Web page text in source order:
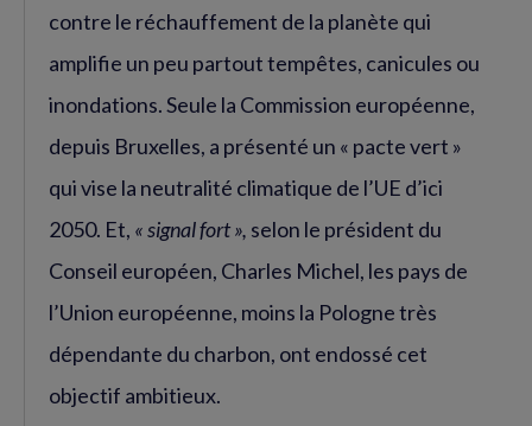
contre le réchauffement de la planète qui
amplifie un peu partout tempêtes, canicules ou
inondations. Seule la Commission européenne,
depuis Bruxelles, a présenté un « pacte vert »
qui vise la neutralité climatique de l’UE d’ici
2050. Et, « signal fort », selon le président du
Conseil européen, Charles Michel, les pays de
l’Union européenne, moins la Pologne très
dépendante du charbon, ont endossé cet
objectif ambitieux.